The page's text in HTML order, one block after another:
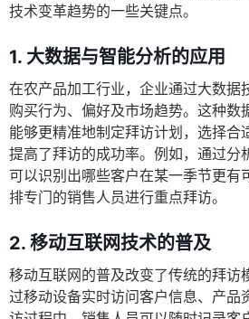
技术变革趋势的一些关键点。
1. 大数据与智能分析的应用
在农产品加工行业，企业通过大数据
购买行为、偏好及市场趋势。这种数
能够更精准地制定拜访计划，选择合
提高了拜访的成功率。例如，通过分
可以识别出哪些客户在某一季节更有
排专门的销售人员进行重点拜访。
2. 移动互联网技术的普及
移动互联网的普及改变了传统的拜访
过移动设备实时访问客户信息、产品